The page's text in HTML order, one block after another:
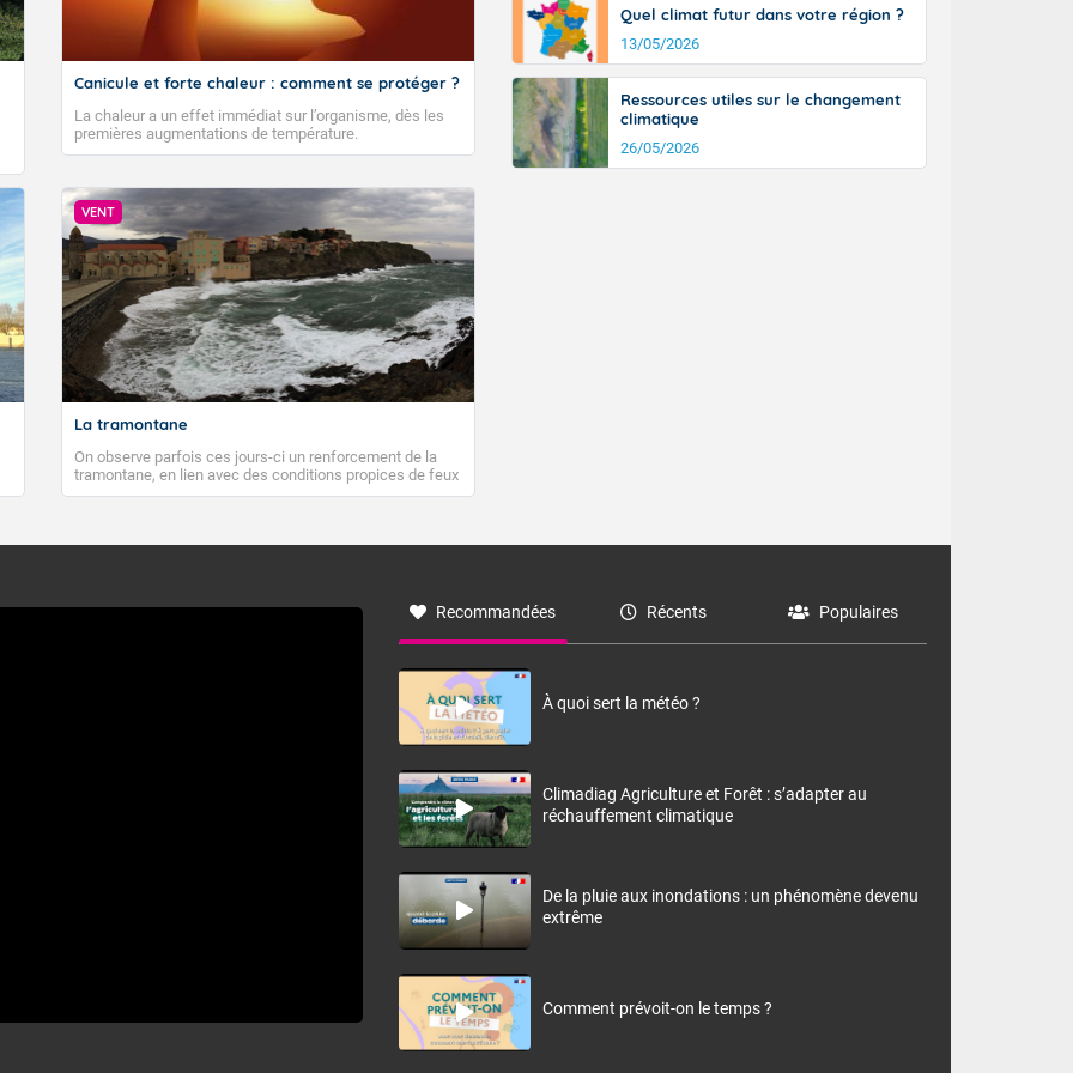
Canicule et forte chaleur : comment se protéger ?
La chaleur a un effet immédiat sur l’organisme, dès les
premières augmentations de température.
VENT
La tramontane
On observe parfois ces jours-ci un renforcement de la
tramontane, en lien avec des conditions propices de feux
de forêt. Mais qu'est-ce que la tramontane ? Quelles sont
à nord-ouest, dans un secteur qui part du Roussillon à la
monts, en allusion aux régions montagneuses d’où
Quel climat futur dans votre région ?
13/05/2026
Ressources utiles sur le changement
climatique
26/05/2026
Recommandées Récents Populaires
À quoi sert la météo ?
Climadiag Agriculture et Forêt : s’adapter au
réchauffement climatique
De la pluie aux inondations : un phénomène devenu
extrême
Comment prévoit-on le temps ?